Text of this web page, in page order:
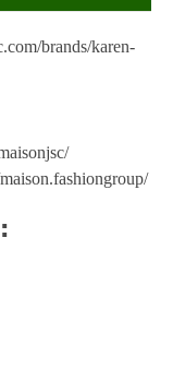
brands/karen-